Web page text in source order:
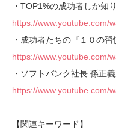
・TOP1%の成功者しか知
https://www.youtube.com/
・成功者たちの『１０の習
https://www.youtube.com/
・ソフトバンク社長 孫正
https://www.youtube.com/
【関連キーワード】